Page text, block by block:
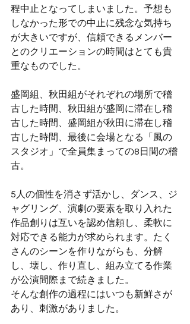
程中止となってしまいました。予想も
しなかった形での中止に残念な気持ち
が大きいですが、信頼できるメンバー
とのクリエーションの時間はとても貴
重なものでした。
盛岡組、秋田組がそれぞれの場所で稽
古した時間、秋田組が盛岡に滞在し稽
古した時間、盛岡組が秋田に滞在し稽
古した時間、最後に会場となる「風の
スタジオ」で全員集まっての8日間の稽
古。
5人の個性を消さず活かし、ダンス、ジ
ャグリング、演劇の要素を取り入れた
作品創りは互いを認め信頼し、柔軟に
対応できる能力が求められます。たく
さんのシーンを作りながらも、分解
し、壊し、作り直し、組み立てる作業
が公演間際まで続きました。
そんな創作の過程にはいつも新鮮さが
あり、刺激がありました。